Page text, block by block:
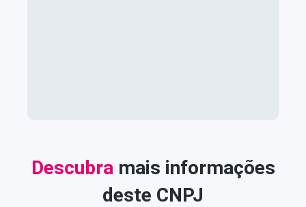
Descubramais informações
deste CNPJ